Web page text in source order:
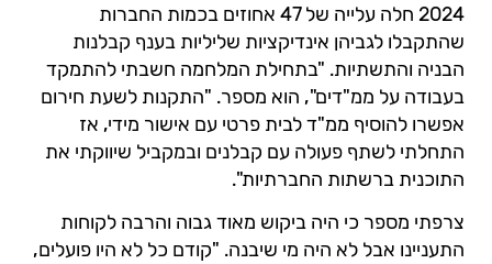
2024 חלה עלייה של 47 אחוזים בכמות החברות
שהתקבלו לגביהן אינדיקציות שליליות בענף קבלנות
הבניה והתשתיות. "בתחילת המלחמה חשבתי להתמקד
בעבודה על ממ"דים", הוא מספר. "התקנות לשעת חירום
אפשרו להוסיף ממ"ד לבית פרטי עם אישור מידי, אז
התחלתי לשתף פעולה עם קבלנים ובמקביל שיווקתי את
התוכנית ברשתות החברתיות".
צרפתי מספר כי היה ביקוש מאוד גבוה והרבה לקוחות
התעניינו אבל לא היה מי שיבנה. "קודם כל לא היו פועלים,